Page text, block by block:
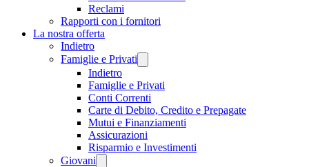
Reclami
Rapporti con i fornitori
La nostra offerta
Indietro
Famiglie e Privati
Indietro
Famiglie e Privati
Conti Correnti
Carte di Debito, Credito e Prepagate
Mutui e Finanziamenti
Assicurazioni
Risparmio e Investimenti
Giovani